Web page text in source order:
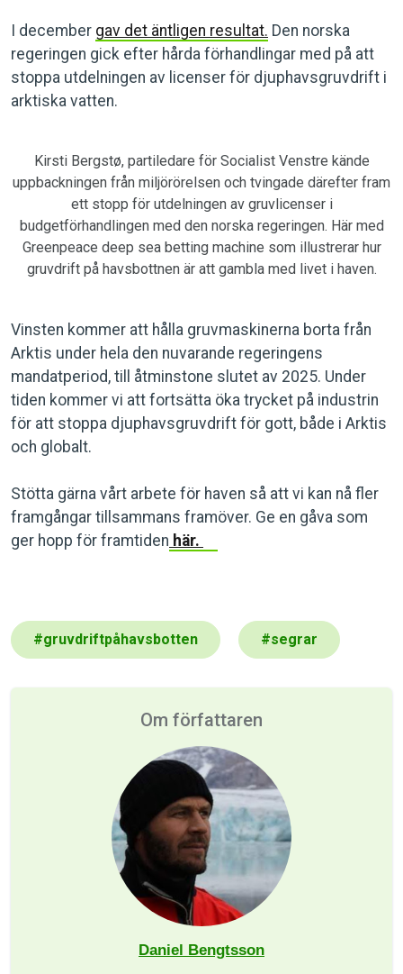
I december gav det äntligen resultat. Den norska
regeringen gick efter hårda förhandlingar med på att
stoppa utdelningen av licenser för djuphavsgruvdrift i
arktiska vatten.
Kirsti Bergstø, partiledare för Socialist Venstre kände
uppbackningen från miljörörelsen och tvingade därefter fram
ett stopp för utdelningen av gruvlicenser i
budgetförhandlingen med den norska regeringen. Här med
Greenpeace deep sea betting machine som illustrerar hur
gruvdrift på havsbottnen är att gambla med livet i haven.
Vinsten kommer att hålla gruvmaskinerna borta från
Arktis under hela den nuvarande regeringens
mandatperiod, till åtminstone slutet av 2025. Under
tiden kommer vi att fortsätta öka trycket på industrin
för att stoppa djuphavsgruvdrift för gott, både i Arktis
och globalt.
Stötta gärna vårt arbete för haven så att vi kan nå fler
framgångar tillsammans framöver. Ge en gåva som
ger hopp för framtiden här.
#gruvdriftpåhavsbotten #segrar
Om författaren
Daniel Bengtsson